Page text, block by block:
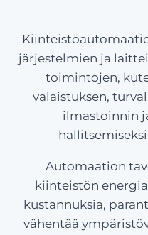
järjestelmien ja
toimintojen,
valaistuksen,
ilmastoinnin
Automaation
kiinteistön
kustannuksia,
vähentää